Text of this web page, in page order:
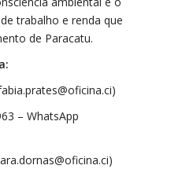
trabalho e renda que
de Paracatu.
– WhatsApp